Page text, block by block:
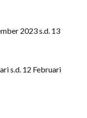
2023 s.d. 13
s.d. 12 Februari